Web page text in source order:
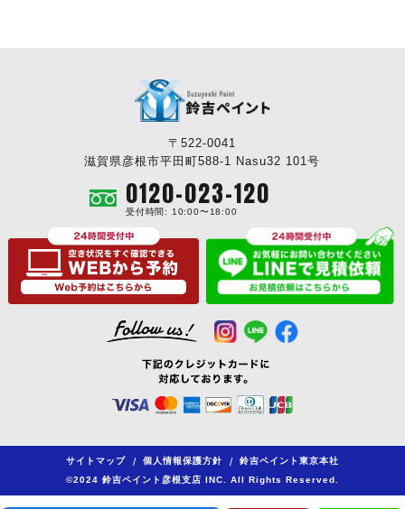
〒522-0041
滋賀県彦根市平田町588-1 Nasu32 101号
0120-023-120
受付時間: 10:00〜18:00
サイトマップ / 個人情報保護方針 /
鈴吉ペイント東京本社
©2024 鈴吉ペイント彦根支店 INC. All Rights Reserved.